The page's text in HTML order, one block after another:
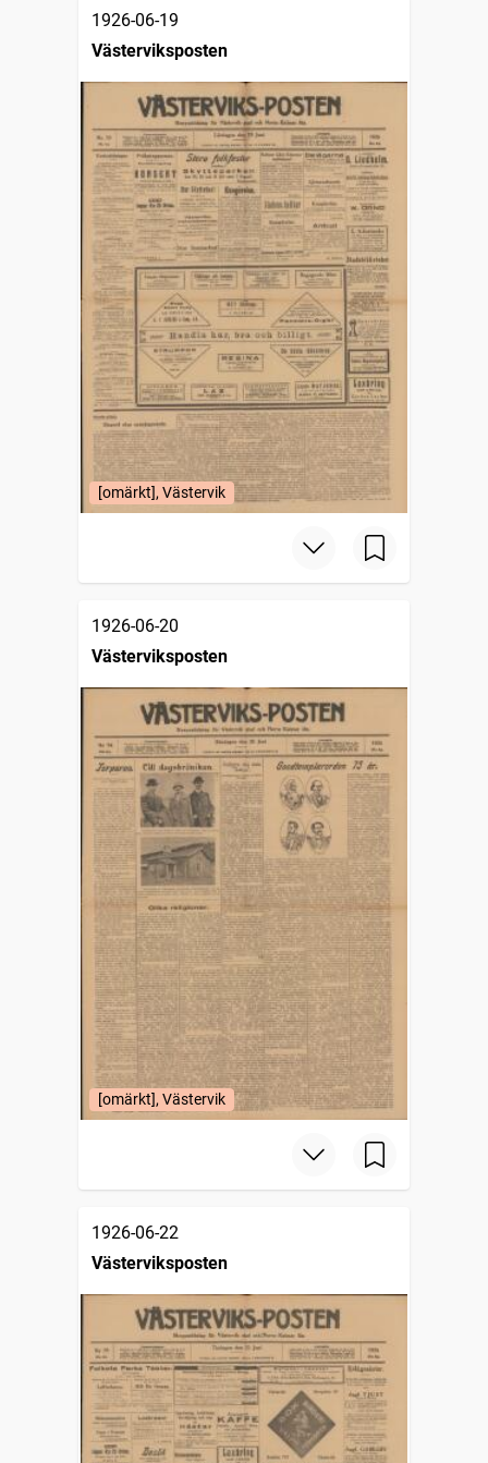
1926-06-19
Västerviksposten
[omärkt], Västervik
1926-06-20
Västerviksposten
[omärkt], Västervik
1926-06-22
Västerviksposten